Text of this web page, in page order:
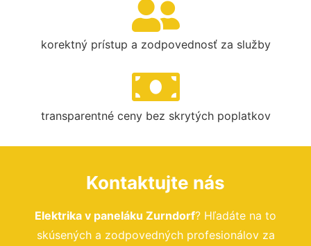
korektný prístup a zodpovednosť za služby
transparentné ceny bez skrytých poplatkov
Kontaktujte nás
Elektrika v paneláku Zurndorf? Hľadáte na to
skúsených a zodpovedných profesionálov za